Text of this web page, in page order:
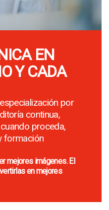
EN
Y CADA
por
continua,
proceda,
formación
mejores imágenes. El
en mejores